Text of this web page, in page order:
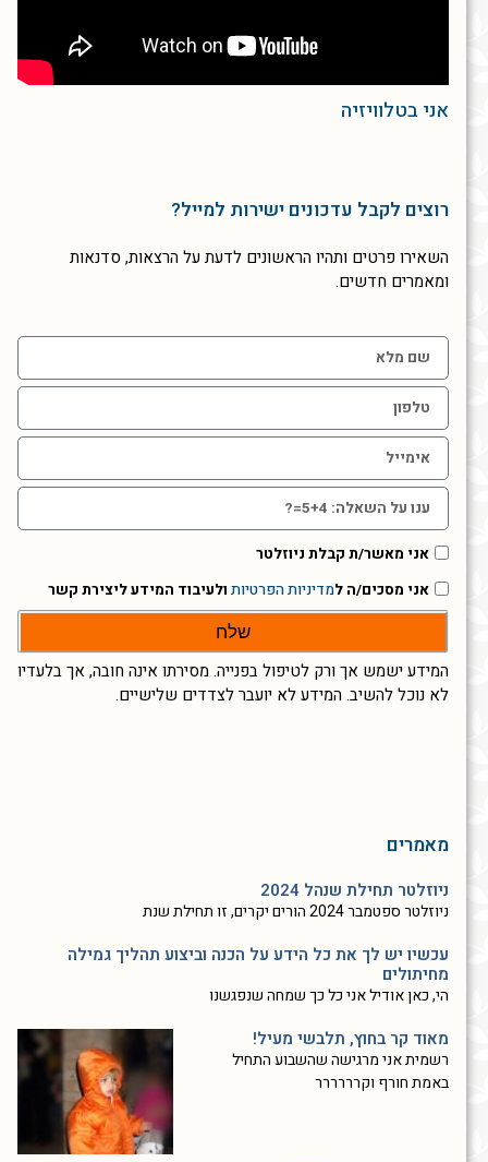
אני בטלוויזיה
רוצים לקבל עדכונים ישירות למייל?
השאירו פרטים ותהיו הראשונים לדעת על הרצאות, סדנאות
ומאמרים חדשים.
אני מאשר/ת קבלת ניוזלטר
אני מסכים/ה למדיניות הפרטיות ולעיבוד המידע ליצירת קשר
שלח
המידע ישמש אך ורק לטיפול בפנייה. מסירתו אינה חובה, אך בלעדיו
לא נוכל להשיב. המידע לא יועבר לצדדים שלישיים.
מאמרים
ניוזלטר תחילת שנהל 2024
ניוזלטר ספטמבר 2024 הורים יקרים, זו תחילת שנת
עכשיו יש לך את כל הידע על הכנה וביצוע תהליך גמילה
מחיתולים
הי, כאן אודיל אני כל כך שמחה שנפגשנו
מאוד קר בחוץ, תלבשי מעיל!
רשמית אני מרגישה שהשבוע התחיל
באמת חורף וקרררררר